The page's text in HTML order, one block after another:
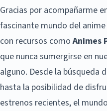
Gracias por acompañarme
fascinante mundo del
con recursos comoAnimes
que nunca sumergirse en
alguno. Desde la búsqueda
hasta la posibilidad de
estrenos recientes, el